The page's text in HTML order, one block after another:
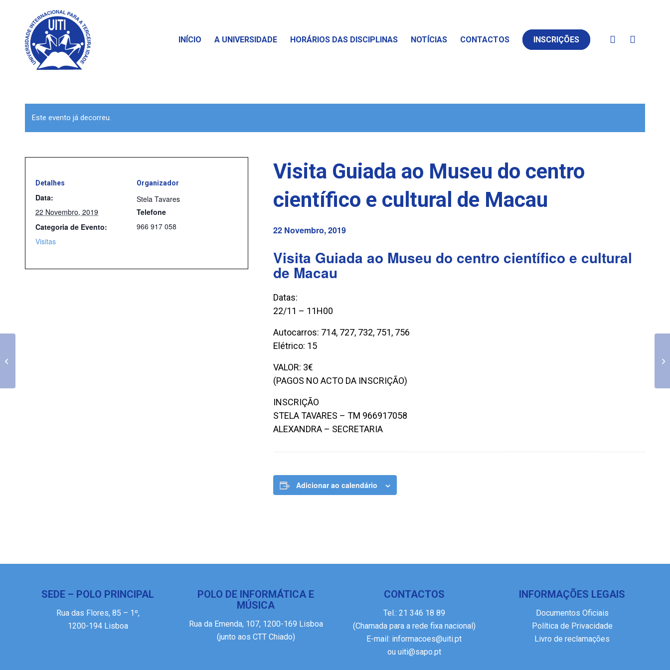
INÍCIO A UNIVERSIDADE HORÁRIOS DAS DISCIPLINAS NOTÍCIAS CONTACTOS INSCRIÇÕES
Este evento já decorreu.
Visita Guiada ao Museu do centro
científico e cultural de Macau
22 Novembro, 2019
Visita Guiada ao Museu do centro científico e cultural
de Macau
Datas:
22/11 – 11H00
Autocarros: 714, 727, 732, 751, 756
Elétrico: 15
VALOR: 3€
(PAGOS NO ACTO DA INSCRIÇÃO)
INSCRIÇÃO
STELA TAVARES – TM 966917058
ALEXANDRA – SECRETARIA
Adicionar ao calendário
Detalhes
Data:
22 Novembro, 2019
Categoria de Evento:
Visitas
Organizador
Stela Tavares
Telefone
966 917 058
SEDE – POLO PRINCIPAL
Rua das Flores, 85 – 1º,
1200-194 Lisboa
POLO DE INFORMÁTICA E
MÚSICA
Rua da Emenda, 107, 1200-169 Lisboa
(junto aos CTT Chiado)
CONTACTOS
Tel.: 21 346 18 89
(Chamada para a rede fixa nacional)
E-mail: informacoes@uiti.pt
ou uiti@sapo.pt
INFORMAÇÕES LEGAIS
Documentos Oficiais
Política de Privacidade
Livro de reclamações